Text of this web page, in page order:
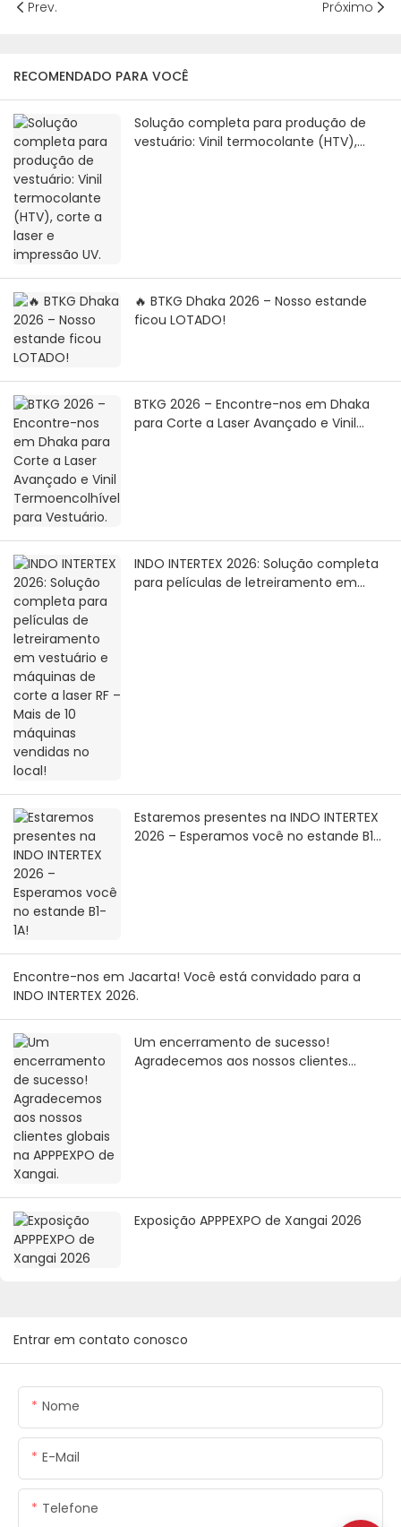
Prev. Próximo
RECOMENDADO PARA VOCÊ
Solução completa para produção de
vestuário: Vinil termocolante (HTV),
🔥 BTKG Dhaka 2026 – Nosso estande
ficou LOTADO!
BTKG 2026 – Encontre-nos em Dhaka
para Corte a Laser Avançado e Vinil
INDO INTERTEX 2026: Solução completa
para películas de letreiramento em
Estaremos presentes na INDO INTERTEX
2026 – Esperamos você no estande B1-
Encontre-nos em Jacarta! Você está convidado para a
INDO INTERTEX 2026.
Um encerramento de sucesso!
Agradecemos aos nossos clientes
Exposição APPPEXPO de Xangai 2026
Entrar em contato conosco
Nome
E-Mail
Telefone